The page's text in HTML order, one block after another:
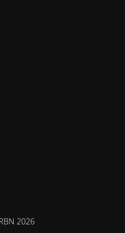
2026